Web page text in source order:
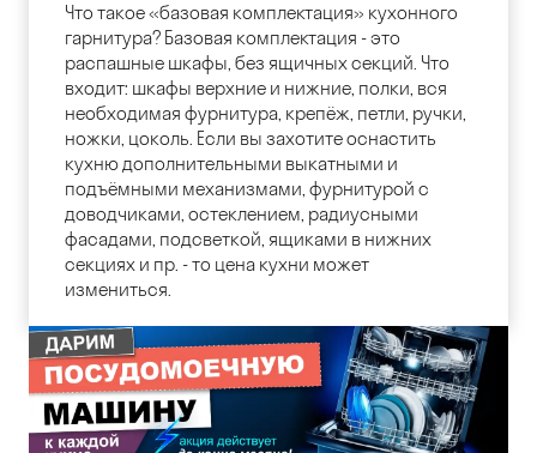
Что такое «базовая комплектация» кухонного
гарнитура? Базовая комплектация - это
распашные шкафы, без ящичных секций. Что
входит: шкафы верхние и нижние, полки, вся
необходимая фурнитура, крепёж, петли, ручки,
ножки, цоколь. Если вы захотите оснастить
кухню дополнительными выкатными и
подъёмными механизмами, фурнитурой с
доводчиками, остеклением, радиусными
фасадами, подсветкой, ящиками в нижних
секциях и пр. - то цена кухни может
измениться.